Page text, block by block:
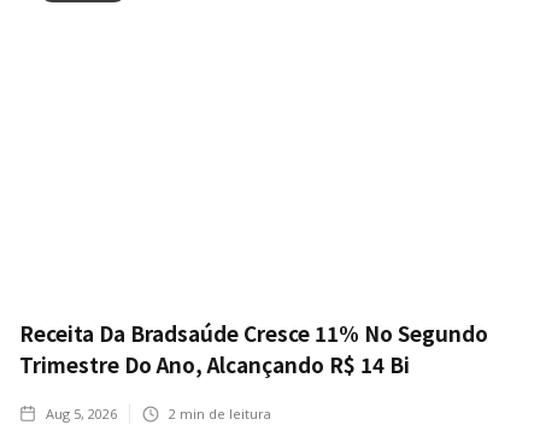
Receita Da Bradsaúde Cresce 11% No Segundo
Trimestre Do Ano, Alcançando R$ 14 Bi
Aug 5, 2026 2 min de leitura